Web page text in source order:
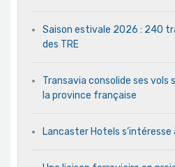
Saison estivale 2026 : 240
des TRE
Transavia consolide ses vols
la province française
Lancaster Hotels s’intéresse